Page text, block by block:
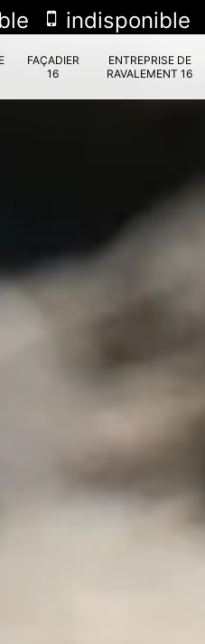
indisponible
FAÇADIER
16
ENTREPRISE DE
RAVALEMENT 16